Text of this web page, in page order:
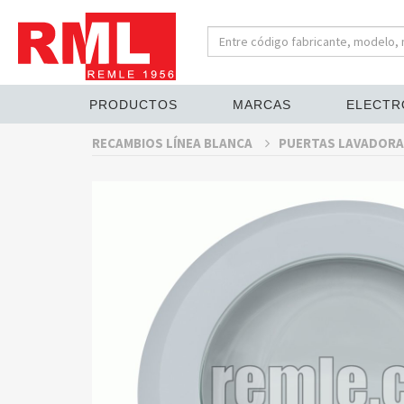
PRODUCTOS MARCAS
RECAMBIOS LÍNEA BLANCA PUERTAS LAVADORA